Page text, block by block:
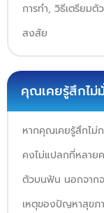
การทำ, วิธีเตรียมตั
สงสัย
คุณเคยรู้สึกไม่
หากคุณเคยรู้สึกไม่
คงไม่แปลกที่หลาย
ตัวบนฟัน นอกจาก
เหตุของปัญหาสุขภ